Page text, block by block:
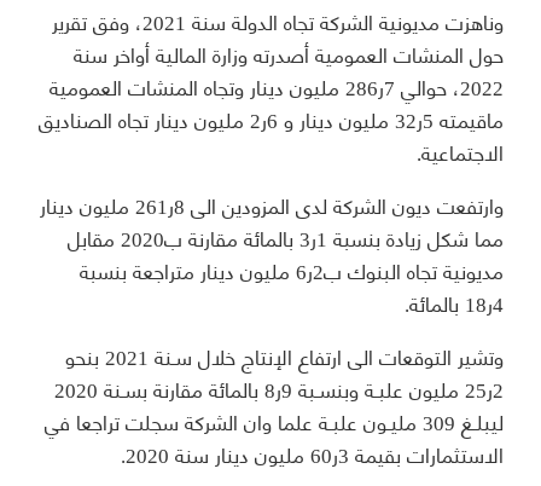
وناهزت مديونية الشركة تجاه الدولة سنة 2021، وفق تقرير
حول المنشات العمومية أصدرته وزارة المالية أواخر سنة
2022، حوالي 7ر286 مليون دينار وتجاه المنشات العمومية
ماقيمته 5ر32 مليون دينار و 6ر2 مليون دينار تجاه الصناديق
الاجتماعية.
وارتفعت ديون الشركة لدى المزودين الى 8ر261 مليون دينار
مما شكل زيادة بنسبة 1ر3 بالمائة مقارنة ب2020 مقابل
مديونية تجاه البنوك ب2ر6 مليون دينار متراجعة بنسبة
4ر18 بالمائة.
وتشير التوقعات الى ارتفاع الإنتاج خلال سـنة 2021 بنحو
2ر25 مليون علبـة وبنسـبة 9ر8 بالمائة مقارنة بسـنة 2020
ليبلـغ 309 مليـون علبـة علما وان الشركة سجلت تراجعا في
الاستثمارات بقيمة 3ر60 مليون دينار سنة 2020.